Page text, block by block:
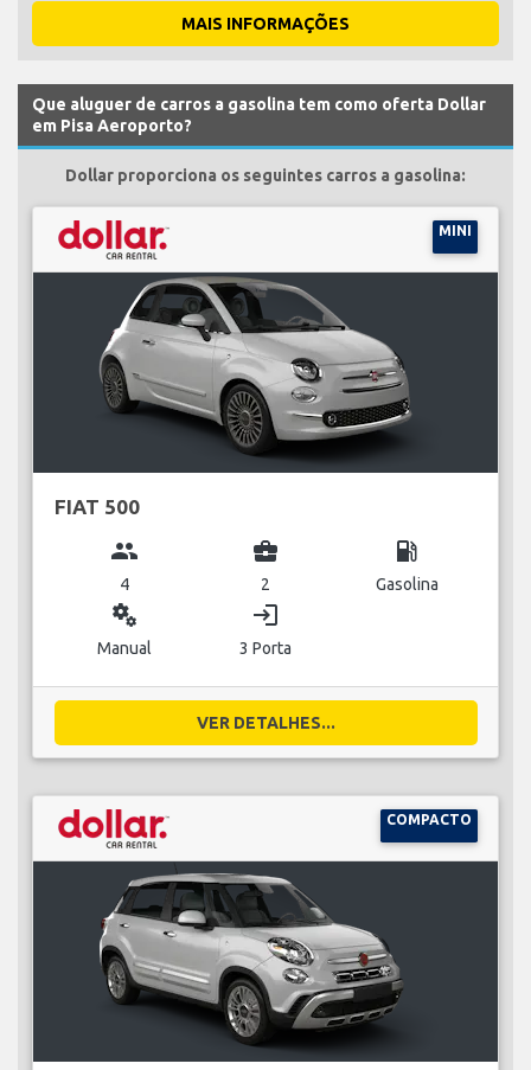
MAIS INFORMAÇÕES
Que aluguer de carros a gasolina tem como oferta Dollar
em Pisa Aeroporto?
Dollar proporciona os seguintes carros a gasolina:
MINI
FIAT 500
group
4
business_center
2
local_gas_station
Gasolina
miscellaneous_services
Manual
login
3 Porta
VER DETALHES...
COMPACTO